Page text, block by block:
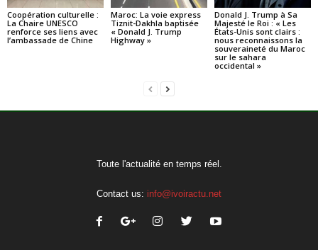
Coopération culturelle :
La Chaire UNESCO
renforce ses liens avec
l’ambassade de Chine
Maroc: La voie express
Tiznit-Dakhla baptisée
« Donald J. Trump
Highway »
Donald J. Trump à Sa
Majesté le Roi : « Les
États-Unis sont clairs :
nous reconnaissons la
souveraineté du Maroc
sur le sahara
occidental »
Toute l'actualité en temps réel.
Contact us: info@ivoiractu.net